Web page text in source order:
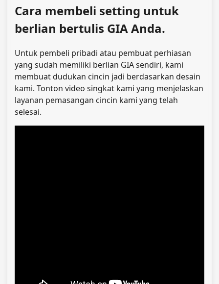
Cara membeli setting untuk
berlian bertulis GIA Anda.
Untuk pembeli pribadi atau pembuat perhiasan
yang sudah memiliki berlian GIA sendiri, kami
membuat dudukan cincin jadi berdasarkan desain
kami. Tonton video singkat kami yang menjelaskan
layanan pemasangan cincin kami yang telah
selesai.